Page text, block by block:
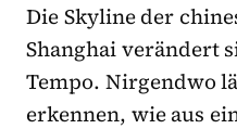
Die Skyline der
Shanghai verändert
Tempo. Nirgendwo
erkennen, wie aus